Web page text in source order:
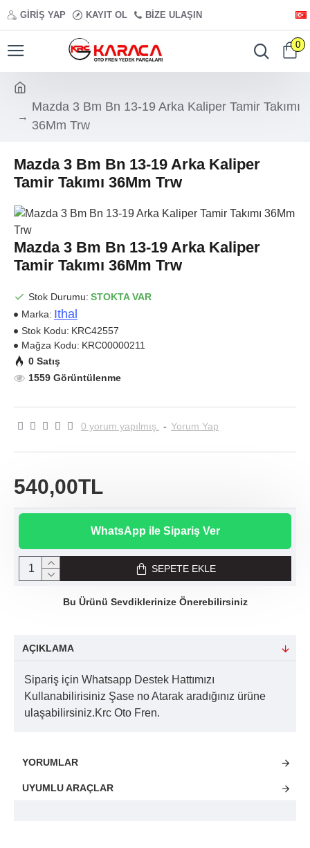
GIRIŞ YAP KAYIT OL BIZE ULAŞIN
0
Mazda 3 Bm Bn 13-19 Arka Kaliper Tamir Takımı
36Mm Trw
Mazda 3 Bm Bn 13-19 Arka Kaliper
Tamir Takımı 36Mm Trw
Mazda 3 Bm Bn 13-19 Arka Kaliper
Tamir Takımı 36Mm Trw
Stok Durumu: STOKTA VAR
Marka: Ithal
Stok Kodu: KRC42557
Mağza Kodu: KRC00000211
0 Satış
1559 Görüntülenme
0 yorum yapılmış. - Yorum Yap
540,00TL
WhatsApp ile Sipariş Ver
SEPETE EKLE
Bu Ürünü Sevdiklerinize Önerebilirsiniz
AÇIKLAMA
Sipariş için Whatsapp Destek Hattımızı
Kullanabilirisiniz Şase no Atarak aradığınız ürüne
ulaşabilirsiniz.Krc Oto Fren.
YORUMLAR
UYUMLU ARAÇLAR